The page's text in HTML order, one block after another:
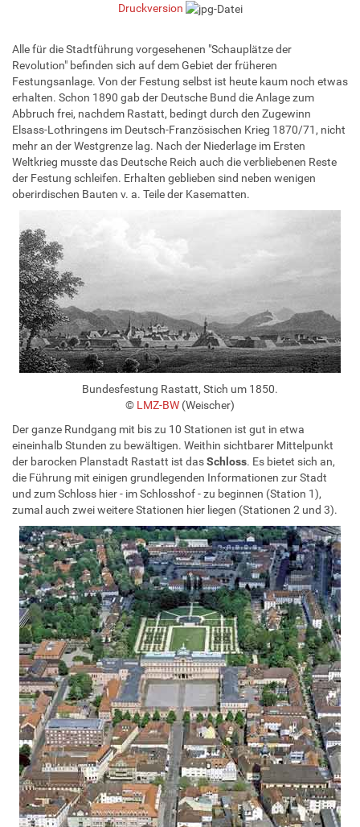
Druckversion
Alle für die Stadtführung vorgesehenen "Schauplätze der
Revolution" befinden sich auf dem Gebiet der früheren
Festungsanlage. Von der Festung selbst ist heute kaum noch etwas
erhalten. Schon 1890 gab der Deutsche Bund die Anlage zum
Abbruch frei, nachdem Rastatt, bedingt durch den Zugewinn
Elsass-Lothringens im Deutsch-Französischen Krieg 1870/71, nicht
mehr an der Westgrenze lag. Nach der Niederlage im Ersten
Weltkrieg musste das Deutsche Reich auch die verbliebenen Reste
der Festung schleifen. Erhalten geblieben sind neben wenigen
oberirdischen Bauten v. a. Teile der Kasematten.
Bundesfestung Rastatt, Stich um 1850.
© LMZ-BW (Weischer)
Der ganze Rundgang mit bis zu 10 Stationen ist gut in etwa
eineinhalb Stunden zu bewältigen. Weithin sichtbarer Mittelpunkt
der barocken Planstadt Rastatt ist dasSchloss. Es bietet sich an,
die Führung mit einigen grundlegenden Informationen zur Stadt
und zum Schloss hier - im Schlosshof - zu beginnen (Station 1),
zumal auch zwei weitere Stationen hier liegen (Stationen 2 und 3).